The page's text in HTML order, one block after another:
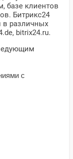
базе клиентов
Битрикс24
в различных
bitrix24.ru.
с